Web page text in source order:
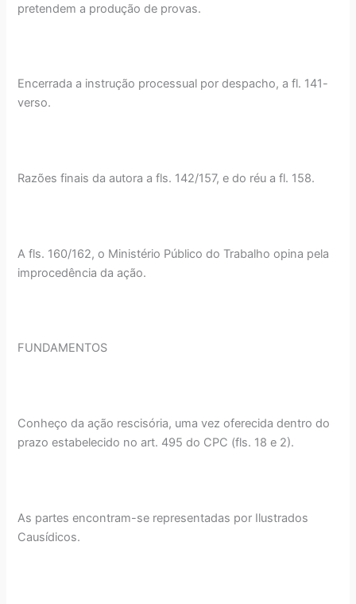
pretendem a produção de provas.
Encerrada a instrução processual por despacho, a fl. 141-
verso.
Razões finais da autora a fls. 142/157, e do réu a fl. 158.
A fls. 160/162, o Ministério Público do Trabalho opina pela
improcedência da ação.
FUNDAMENTOS
Conheço da ação rescisória, uma vez oferecida dentro do
prazo estabelecido no art. 495 do CPC (fls. 18 e 2).
As partes encontram-se representadas por Ilustrados
Causídicos.